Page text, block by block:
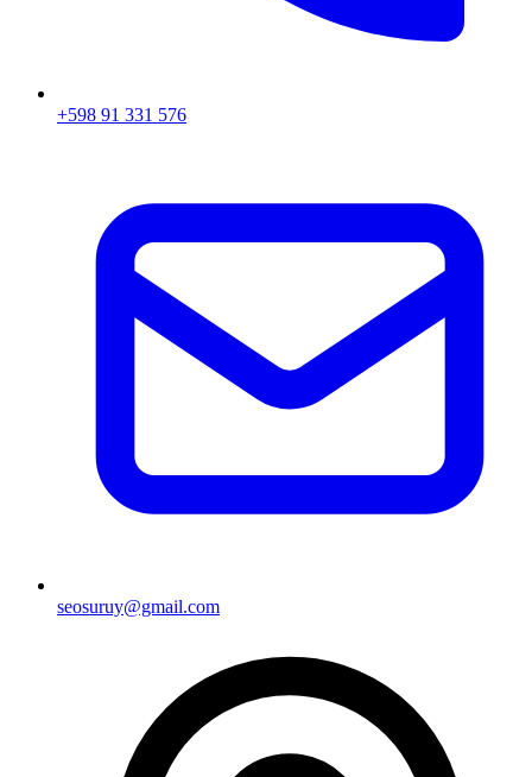
+598 91 331 576
seosuruy@gmail.com